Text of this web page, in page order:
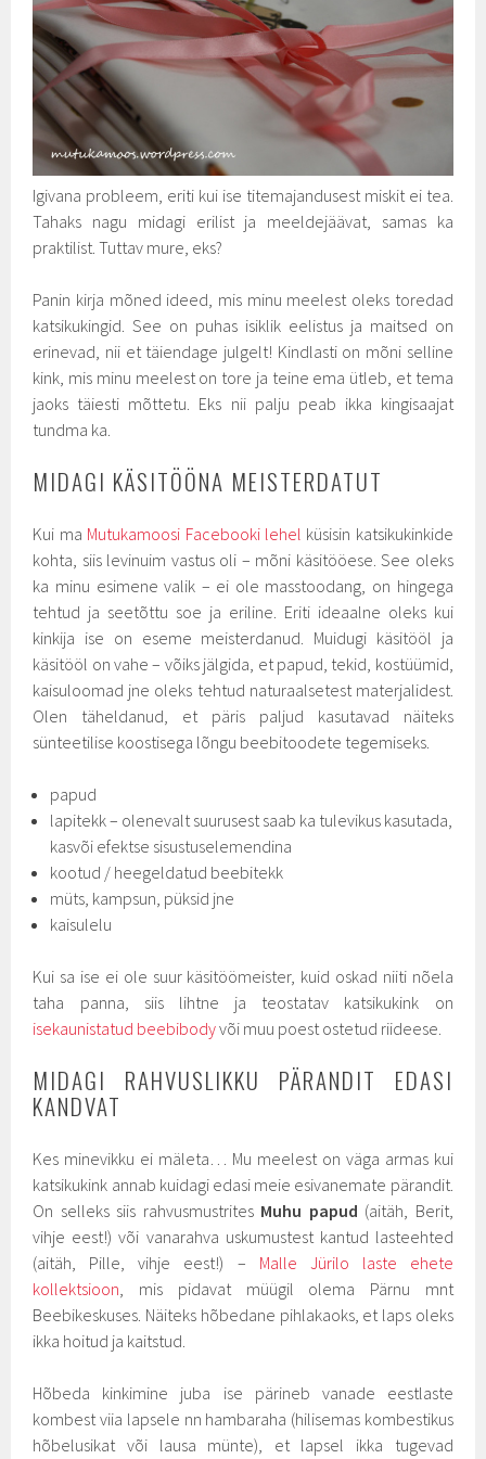
Igivana probleem, eriti kui ise titemajandusest miskit ei tea.
Tahaks nagu midagi erilist ja meeldejäävat, samas ka
praktilist. Tuttav mure, eks?
Panin kirja mõned ideed, mis minu meelest oleks toredad
katsikukingid. See on puhas isiklik eelistus ja maitsed on
erinevad, nii et täiendage julgelt! Kindlasti on mõni selline
kink, mis minu meelest on tore ja teine ema ütleb, et tema
jaoks täiesti mõttetu. Eks nii palju peab ikka kingisaajat
tundma ka.
MIDAGI KÄSITÖÖNA MEISTERDATUT
Kui ma Mutukamoosi Facebooki lehel küsisin katsikukinkide
kohta, siis levinuim vastus oli – mõni käsitööese. See oleks
ka minu esimene valik – ei ole masstoodang, on hingega
tehtud ja seetõttu soe ja eriline. Eriti ideaalne oleks kui
kinkija ise on eseme meisterdanud. Muidugi käsitööl ja
käsitööl on vahe – võiks jälgida, et papud, tekid, kostüümid,
kaisuloomad jne oleks tehtud naturaalsetest materjalidest.
Olen täheldanud, et päris paljud kasutavad näiteks
sünteetilise koostisega lõngu beebitoodete tegemiseks.
papud
lapitekk – olenevalt suurusest saab ka tulevikus kasutada,
kasvõi efektse sisustuselemendina
kootud / heegeldatud beebitekk
müts, kampsun, püksid jne
kaisulelu
Kui sa ise ei ole suur käsitöömeister, kuid oskad niiti nõela
taha panna, siis lihtne ja teostatav katsikukink on
isekaunistatud beebibodyvõi muu poest ostetud riideese.
MIDAGI RAHVUSLIKKU PÄRANDIT EDASI
KANDVAT
Kes minevikku ei mäleta… Mu meelest on väga armas kui
katsikukink annab kuidagi edasi meie esivanemate pärandit.
On selleks siis rahvusmustritesMuhu papud (aitäh, Berit,
vihje eest!) või vanarahva uskumustest kantud lasteehted
(aitäh, Pille, vihje eest!) – Malle Jürilo laste ehete
kollektsioon, mis pidavat müügil olema Pärnu mnt
Beebikeskuses. Näiteks hõbedane pihlakaoks, et laps oleks
ikka hoitud ja kaitstud.
Hõbeda kinkimine juba ise pärineb vanade eestlaste
kombest viia lapsele nn hambaraha (hilisemas kombestikus
hõbelusikat või lausa münte), et lapsel ikka tugevad